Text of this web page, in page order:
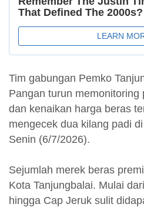
Tim gabungan Pemko
Pangan turun memonitoring
dan kenaikan harga beras
mengecek dua kilang padi
Senin (6/7/2026).
Sejumlah merek beras
Kota Tanjungbalai. Mulai
hingga Cap Jeruk sulit